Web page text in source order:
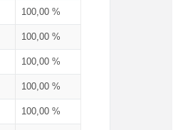
100,00 %
100,00 %
100,00 %
100,00 %
100,00 %